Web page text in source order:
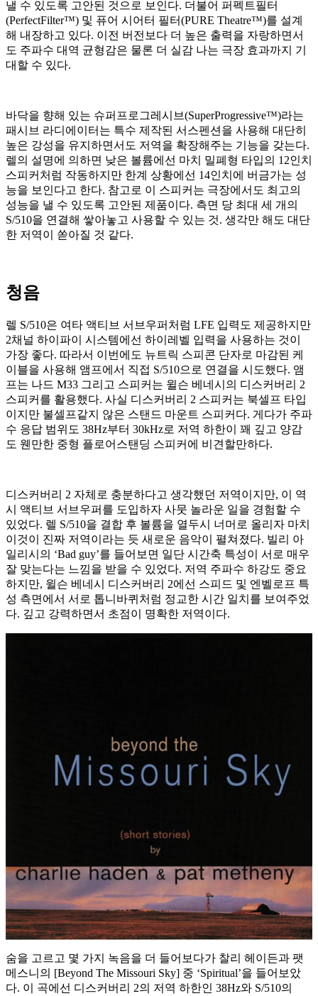
낼 수 있도록 고안된 것으로 보인다. 더불어 퍼펙트필터
(PerfectFilter™) 및 퓨어 시어터 필터(PURE Theatre™)를 설계
해 내장하고 있다. 이전 버전보다 더 높은 출력을 자랑하면서
도 주파수 대역 균형감은 물론 더 실감 나는 극장 효과까지 기
대할 수 있다.
바닥을 향해 있는 슈퍼프로그레시브(SuperProgressive™)라는
패시브 라디에이터는 특수 제작된 서스펜션을 사용해 대단히
높은 강성을 유지하면서도 저역을 확장해주는 기능을 갖는다.
렐의 설명에 의하면 낮은 볼륨에선 마치 밀폐형 타입의 12인치
스피커처럼 작동하지만 한계 상황에선 14인치에 버금가는 성
능을 보인다고 한다. 참고로 이 스피커는 극장에서도 최고의
성능을 낼 수 있도록 고안된 제품이다. 측면 당 최대 세 개의
S/510을 연결해 쌓아놓고 사용할 수 있는 것. 생각만 해도 대단
한 저역이 쏟아질 것 같다.
청음
렐 S/510은 여타 액티브 서브우퍼처럼 LFE 입력도 제공하지만
2채널 하이파이 시스템에선 하이레벨 입력을 사용하는 것이
가장 좋다. 따라서 이번에도 뉴트릭 스피콘 단자로 마감된 케
이블을 사용해 앰프에서 직접 S/510으로 연결을 시도했다. 앰
프는 나드 M33 그리고 스피커는 윌슨 베네시의 디스커버리 2
스피커를 활용했다. 사실 디스커버리 2 스피커는 북셀프 타입
이지만 불셀프같지 않은 스탠드 마운트 스피커다. 게다가 주파
수 응답 범위도 38Hz부터 30kHz로 저역 하한이 꽤 깊고 양감
도 웬만한 중형 플로어스탠딩 스피커에 비견할만하다.
디스커버리 2 자체로 충분하다고 생각했던 저역이지만, 이 역
시 액티브 서브우퍼를 도입하자 사뭇 놀라운 일을 경험할 수
있었다. 렐 S/510을 결합 후 볼륨을 열두시 너머로 올리자 마치
이것이 진짜 저역이라는 듯 새로운 음악이 펼쳐졌다. 빌리 아
일리시의 ‘Bad guy’를 들어보면 일단 시간축 특성이 서로 매우
잘 맞는다는 느낌을 받을 수 있었다. 저역 주파수 하강도 중요
하지만, 윌슨 베네시 디스커버리 2에선 스피드 및 엔벨로프 특
성 측면에서 서로 톱니바퀴처럼 정교한 시간 일치를 보여주었
다. 깊고 강력하면서 초점이 명확한 저역이다.
숨을 고르고 몇 가지 녹음을 더 들어보다가 찰리 헤이든과 팻
메스니의 [Beyond The Missouri Sky] 중 ‘Spiritual’을 들어보았
다. 이 곡에선 디스커버리 2의 저역 하한인 38Hz와 S/510의